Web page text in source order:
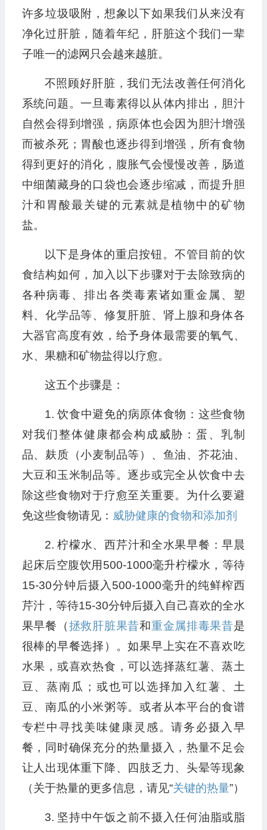
许多垃圾吸附，想象以下如果我们从来没有
净化过肝脏，随着年纪，肝脏这个我们一辈
子唯一的滤网只会越来越脏。
不照顾好肝脏，我们无法改善任何消化
系统问题。一旦毒素得以从体内排出，胆汁
自然会得到增强，病原体也会因为胆汁增强
而被杀死；胃酸也逐步得到增强，所有食物
得到更好的消化，腹胀气会慢慢改善，肠道
中细菌藏身的口袋也会逐步缩减，而提升胆
汁和胃酸最关键的元素就是植物中的矿物
盐。
以下是身体的重启按钮。不管目前的饮
食结构如何，加入以下步骤对于去除致病的
各种病毒、排出各类毒素诸如重金属、塑
料、化学品等、修复肝脏、肾上腺和身体各
大器官高度有效，给予身体最需要的氧气、
水、果糖和矿物盐得以疗愈。
这五个步骤是：
1. 饮食中避免的病原体食物：这些食物
对我们整体健康都会构成威胁：蛋、乳制
品、麸质（小麦制品等）、鱼油、芥花油、
大豆和玉米制品等。逐步或完全从饮食中去
除这些食物对于疗愈至关重要。为什么要避
免这些食物请见： 威胁健康的食物和添加剂
2. 柠檬水、西芹汁和全水果早餐：早晨
起床后空腹饮用500-1000毫升柠檬水，等待
15-30分钟后摄入500-1000毫升的纯鲜榨西
芹汁，等待15-30分钟后摄入自己喜欢的全水
果早餐（拯救肝脏果昔和重金属排毒果昔是
很棒的早餐选择）。如果早上实在不喜欢吃
水果，或喜欢热食，可以选择蒸红薯、蒸土
豆、蒸南瓜；或也可以选择加入红薯、土
豆、南瓜的小米粥等。或者从本平台的食谱
专栏中寻找美味健康灵感。请务必摄入早
餐，同时确保充分的热量摄入，热量不足会
让人出现体重下降、四肢乏力、头晕等现象
（关于热量的更多信息，请见“关键的热量”）
3. 坚持中午饭之前不摄入任何油脂或脂